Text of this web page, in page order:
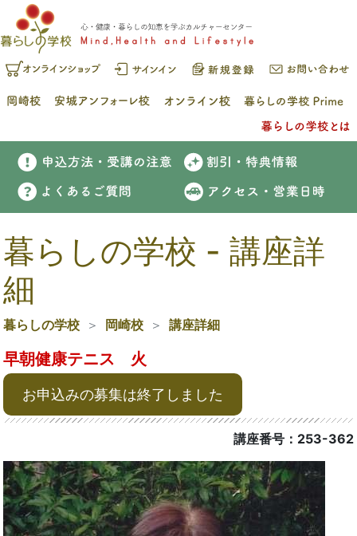
暮らしの学校 - 講座詳
細
暮らしの学校 岡崎校 講座詳細
早朝健康テニス 火
お申込みの募集は終了しました
講座番号：253-362